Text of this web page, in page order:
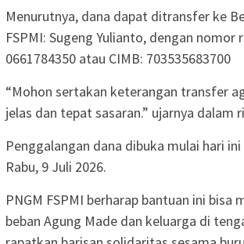
Menurutnya, dana dapat ditransfer ke
FSPMI: Sugeng Yulianto, dengan nomor
0661784350 atau CIMB: 703535683700
“Mohon sertakan keterangan transfer
jelas dan tepat sasaran.” ujarnya dalam
Penggalangan dana dibuka mulai hari
Rabu, 9 Juli 2026.
PNGM FSPMI berharap bantuan ini bisa
beban Agung Made dan keluarga di